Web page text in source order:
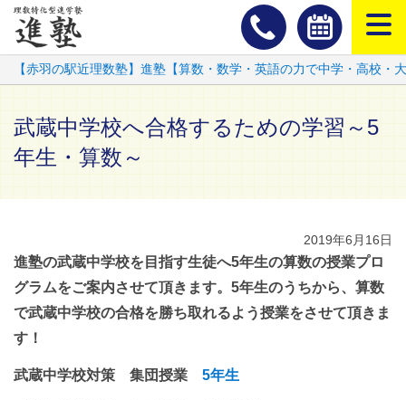
スマート
【赤羽の駅近理数塾】進塾【算数・数学・英語の力で中学・高校・
武蔵中学校へ合格するための学習～5
年生・算数～
2019年6月16日
進塾の武蔵中学校を目指す生徒へ5年生の算数の授業プロ
グラムをご案内させて頂きます。5年生のうちから、算数
で武蔵中学校の合格を勝ち取れるよう授業をさせて頂きま
す！
武蔵中学校対策 集団授業 5年生